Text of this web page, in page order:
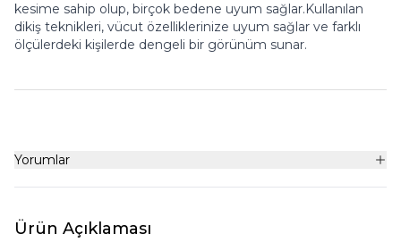
kesime sahip olup, birçok bedene uyum sağlar.Kullanılan
dikiş teknikleri, vücut özelliklerinize uyum sağlar ve farklı
ölçülerdeki kişilerde dengeli bir görünüm sunar.
Yorumlar
Ürün Açıklaması